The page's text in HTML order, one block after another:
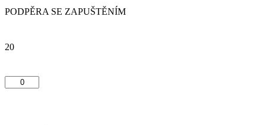
PODPĚRA SE ZAPUŠTĚNÍM
20